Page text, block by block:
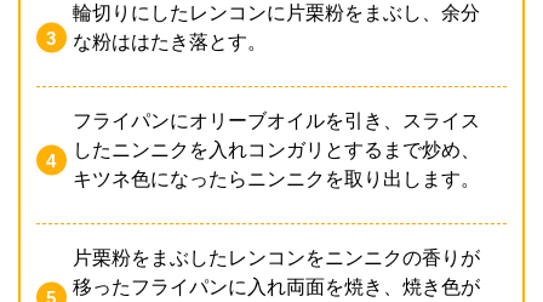
輪切りにしたレンコンに片栗粉をまぶし、余分
な粉ははたき落とす。
フライパンにオリーブオイルを引き、スライス
したニンニクを入れコンガリとするまで炒め、
キツネ色になったらニンニクを取り出します。
片栗粉をまぶしたレンコンをニンニクの香りが
移ったフライパンに入れ両面を焼き、焼き色が